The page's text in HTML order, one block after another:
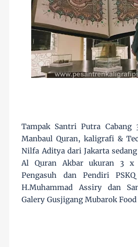
Tampak Santri Putra Cabang
Manbaul Quran, kaligrafi &
NilfaAditya dari Jakarta
Al Quran Akbar ukuran 3
Pengasuh dan Pendiri
H.Muhammad Assiry dan
Galery Gusjigang Mubarok Food